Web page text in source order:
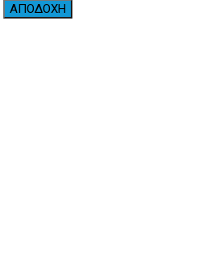
ΑΠΟΔΟΧΗ